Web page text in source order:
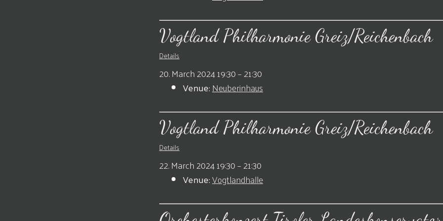
Vogtland Philharmonie Greiz/Reichenbach
Details
20. March 2024 19:30–21:30
Venue:Neuberinhaus
Vogtland Philharmonie Greiz/Reichenbach
Details
22. March 2024 19:30–21:30
Venue:Vogtlandhalle